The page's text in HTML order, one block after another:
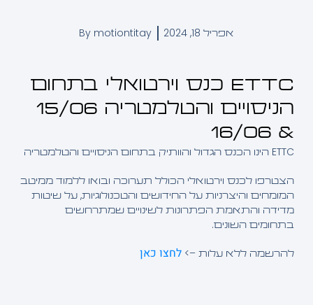
Bymotiontitay
ETTC כנס וירטואלי בתחום
הניסויים והטלמטריה 15/06
לכנס וירטואלי הכולל תערוכה ובואו ללמוד ממיטב
והיצרניות על החידושים והטכנולוגיות, על שיטות
והתאמת הפתרונות לשינויים שמתרחשים
השונים.
ללא עלות –>לחצו כאן